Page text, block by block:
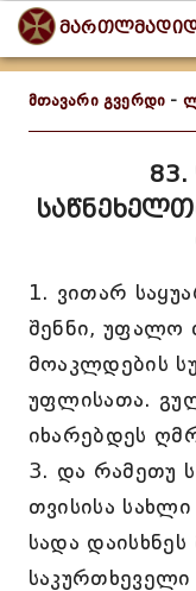
მთავარი გვერდი -
1. ვითარ
შენნი, უფალო
მოაკლდების
უფლისათა.
იხარებდეს
3. და რამეთუ
თვისისა
სადა